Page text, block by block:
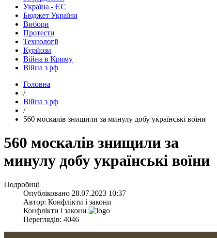
Україна - ЄС
Бюджет України
Вибори
Протести
Технології
Курйози
Війна в Криму
Війна з рф
Головна
/
Війна з рф
/
​560 москалів знищили за минулу добу українські воїни
​560 москалів знищили за
минулу добу українські воїни
Подробиці
Опубліковано 28.07.2023 10:37
Автор: Конфлікти і закони
Конфлікти і закони
Переглядів: 4046